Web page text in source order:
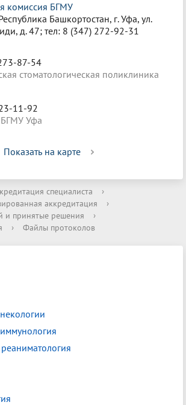
комиссия БГМУ
Башкортостан, г. Уфа, ул.
д. 47; тел: 8 (347) 272-92-31
87-54
стоматологическая поликлиника
11-92
Уфа
Показать на карте
специалиста
›
аккредитация
›
и принятые решения
›
› Файлы протоколов